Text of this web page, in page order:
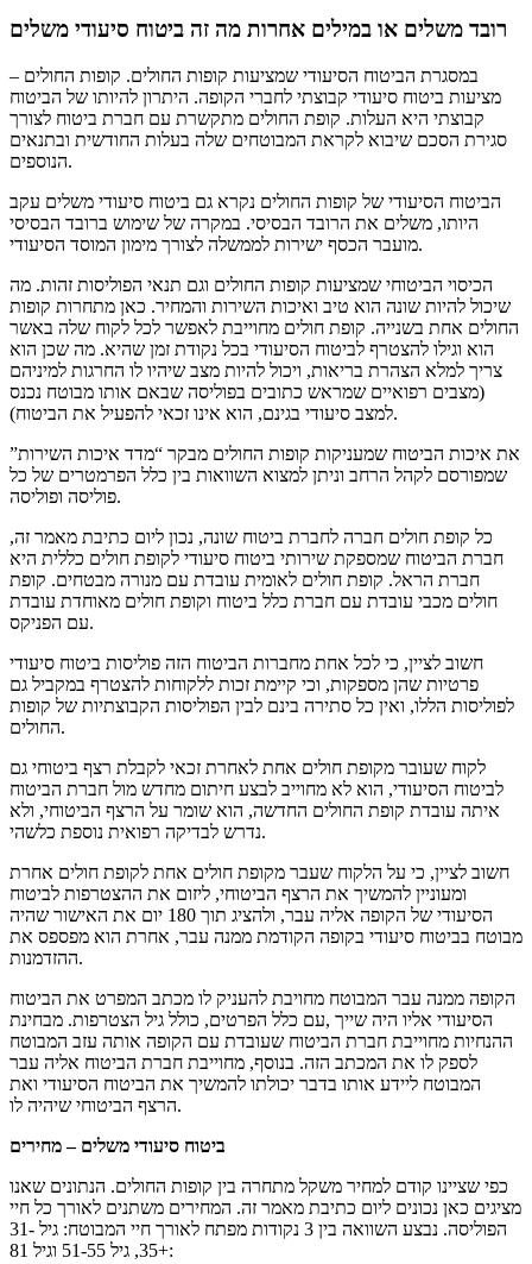
רובד משלים או במילים אחרות מה זה ביטוח סיעודי משלים
– במסגרת הביטוח הסיעודי שמציעות קופות החולים. קופות החולים
מציעות ביטוח סיעודי קבוצתי לחברי הקופה. היתרון להיותו של הביטוח
קבוצתי היא העלות. קופת החולים מתקשרת עם חברת ביטוח לצורך
סגירת הסכם שיבוא לקראת המבוטחים שלה בעלות החודשית ובתנאים
הנוספים.
הביטוח הסיעודי של קופות החולים נקרא גם ביטוח סיעודי משלים עקב
היותו, משלים את הרובד הבסיסי. במקרה של שימוש ברובד הבסיסי
מועבר הכסף ישירות לממשלה לצורך מימון המוסד הסיעודי.
הכיסוי הביטוחי שמציעות קופות החולים וגם תנאי הפוליסות זהות. מה
שיכול להיות שונה הוא טיב ואיכות השירות והמחיר. כאן מתחרות קופות
החולים אחת בשנייה. קופת חולים מחוייבת לאפשר לכל לקוח שלה באשר
הוא וגילו להצטרף לביטוח הסיעודי בכל נקודת זמן שהיא. מה שכן הוא
צריך למלא הצהרת בריאות, ויכול להיות מצב שיהיו לו החרגות למיניהם
(מצבים רפואיים שמראש כתובים בפוליסה שבאם אותו מבוטח נכנס
למצב סיעודי בגינם, הוא אינו זכאי להפעיל את הביטוח).
את איכות הביטוח שמעניקות קופות החולים מבקר “מדד איכות השירות”
שמפורסם לקהל הרחב וניתן למצוא השוואות בין כלל הפרמטרים של כל
פוליסה ופוליסה.
כל קופת חולים חברה לחברת ביטוח שונה, נכון ליום כתיבת מאמר זה,
חברת הביטוח שמספקת שירותי ביטוח סיעודי לקופת חולים כללית היא
חברת הראל. קופת חולים לאומית עובדת עם מנורה מבטחים. קופת
חולים מכבי עובדת עם חברת כלל ביטוח וקופת חולים מאוחדת עובדת
עם הפניקס.
חשוב לציין, כי לכל אחת מחברות הביטוח הזה פוליסות ביטוח סיעודי
פרטיות שהן מספקות, וכי קיימת זכות ללקוחות להצטרף במקביל גם
לפוליסות הללו, ואין כל סתירה בינם לבין הפוליסות הקבוצתיות של קופות
החולים.
לקוח שעובר מקופת חולים אחת לאחרת זכאי לקבלת רצף ביטוחי גם
לביטוח הסיעודי, הוא לא מחוייב לבצע חיתום מחדש מול חברת הביטוח
איתה עובדת קופת החולים החדשה, הוא שומר על הרצף הביטוחי, ולא
נדרש לבדיקה רפואית נוספת כלשהי.
חשוב לציין, כי על הלקוח שעבר מקופת חולים אחת לקופת חולים אחרת
ומעוניין להמשיך את הרצף הביטוחי, ליזום את ההצטרפות לביטוח
הסיעודי של הקופה אליה עבר, ולהציג תוך 180 יום את האישור שהיה
מבוטח בביטוח סיעודי בקופה הקודמת ממנה עבר, אחרת הוא מפספס את
ההזדמנות.
הקופה ממנה עבר המבוטח מחויבת להעניק לו מכתב המפרט את הביטוח
הסיעודי אליו היה שייך ,עם כלל הפרטים, כולל גיל הצטרפות. מבחינת
ההנחיות מחוייבת חברת הביטוח שעובדת עם הקופה אותה עזב המבוטח
לספק לו את המכתב הזה. בנוסף, מחוייבת חברת הביטוח אליה עבר
המבוטח ליידע אותו בדבר יכולתו להמשיך את הביטוח הסיעודי ואת
הרצף הביטוחי שיהיה לו.
כפי שציינו קודם למחיר משקל מתחרה בין קופות החולים. הנתונים שאנו
מציגים כאן נכונים ליום כתיבת מאמר זה. המחירים משתנים לאורך כל חיי
הפוליסה. נבצע השוואה בין 3 נקודות מפתח לאורך חיי המבוטח: גיל 31-
35, גיל 51-55 וגיל 81+: